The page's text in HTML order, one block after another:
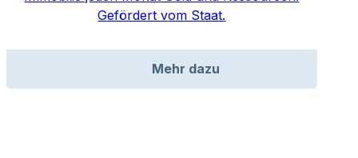
Gefördert vom Staat.
Mehr dazu